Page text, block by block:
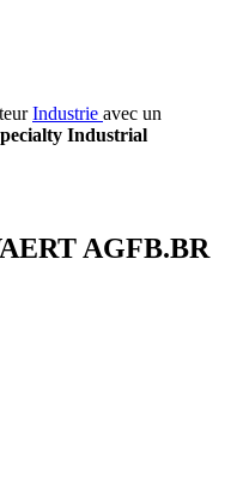
Industrie avec un
Industrial
AGFB.BR